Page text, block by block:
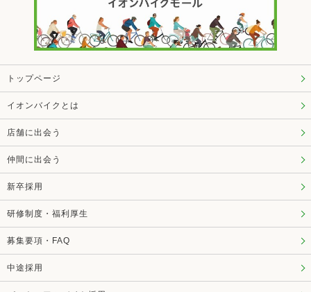
トップページ
イオンバイクとは
店舗に出会う
仲間に出会う
新卒採用
研修制度・福利厚生
募集要項・FAQ
中途採用